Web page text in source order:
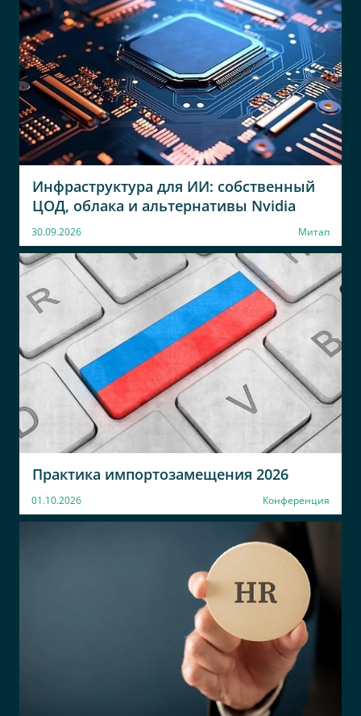
Инфраструктура для ИИ: собственный
ЦОД, облака и альтернативы Nvidia
30.09.2026 Митап
Практика импортозамещения 2026
01.10.2026 Конференция